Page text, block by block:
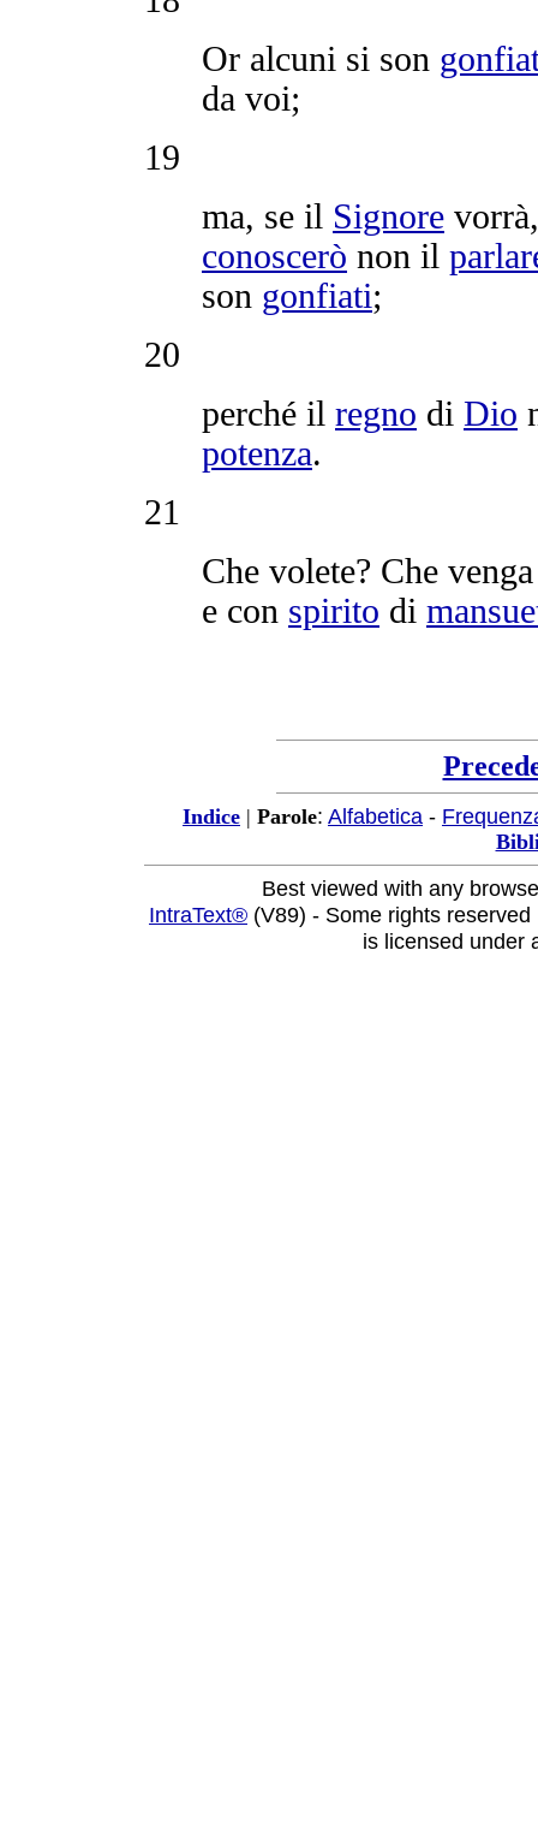
Or alcuni si son
da voi;
19
ma, se il Signore
conoscerò non il
son gonfiati;
20
perché il regno di Dio
potenza.
21
Che volete? Che
e con spirito di
Indice | Parole: Alfabetica -
Best viewed with any
IntraText® (V89) - Some rights
is licensed under